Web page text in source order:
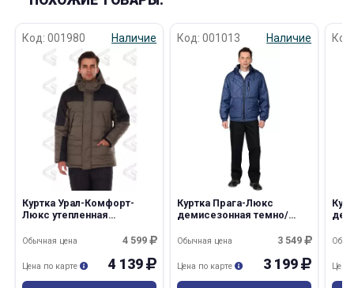
Код: 001980 Наличие
Куртка Урал-Комфорт-
Люкс утепленная
(Минпромторг)
4 599
Обычная цена
4 139
Цена по карте
Код: 001013 Наличие
Куртка Прага-Люкс
демисезонная темно/
3 549
Обычная цена
3 199
Цена по карте Цена